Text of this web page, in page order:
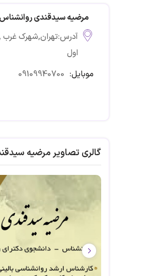
مرضیه سیدقندی روانشناس
اول
موبایل: 09109940700
گالری تصاویر مرضیه